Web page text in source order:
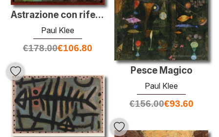
Astrazione con riferimento ad un albero di fioritura
Paul Klee
€178.00€106.80
Pesce Magico
Paul Klee
€156.00€93.60